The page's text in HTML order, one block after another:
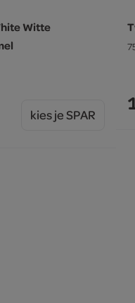
Witte
kies je SPAR